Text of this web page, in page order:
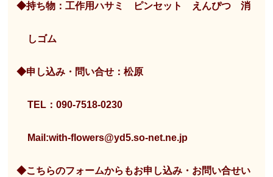
◆持ち物：工作用ハサミ ピンセット えんぴつ 消
しゴム
◆申し込み・問い合せ：松原
TEL：090-7518-0230
Mail:with-flowers@yd5.so-net.ne.jp
◆こちらのフォームからもお申し込み・お問い合せい